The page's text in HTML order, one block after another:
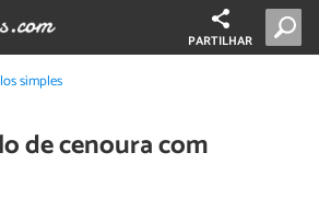
PARTILHAR
simples
de cenoura com